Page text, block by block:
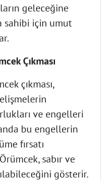
geleceğine
sahibi için umut
Çıkması
çıkması,
ve engelleri
bu engellerin
fırsatı
sabır ve
gösterir.